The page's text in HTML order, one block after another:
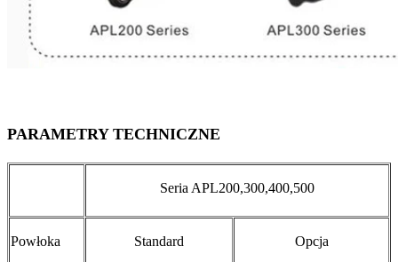
PARAMETRY TECHNICZNE
Seria APL200,300,400,500
Powłoka Standard Opcja